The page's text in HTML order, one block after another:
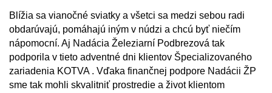
Blížia sa vianočné sviatky a všetci sa medzi sebou radi
obdarúvajú, pomáhajú iným v núdzi a chcú byť niečím
nápomocní. Aj Nadácia Železiarní Podbrezová tak
podporila v tieto adventné dni klientov Špecializovaného
zariadenia KOTVA . Vďaka finančnej podpore Nadácii ŽP
sme tak mohli skvalitniť prostredie a život klientom